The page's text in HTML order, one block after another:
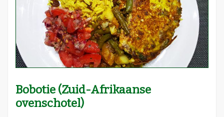
Bobotie (Zuid-Afrikaanse
ovenschotel)